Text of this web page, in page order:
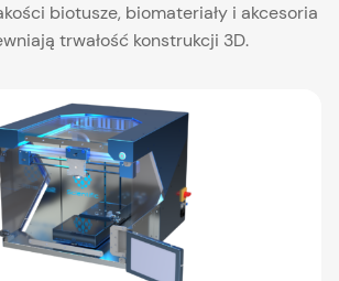
biotusze, biomateriały i akcesoria
trwałość konstrukcji 3D.